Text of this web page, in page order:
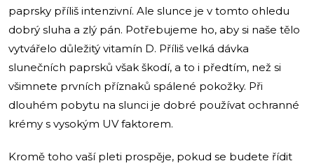
paprsky příliš intenzivní. Ale slunce je v tomto ohledu
dobrý sluha a zlý pán. Potřebujeme ho, aby si naše tělo
vytvářelo důležitý vitamín D. Příliš velká dávka
slunečních paprsků však škodí, a to i předtím, než si
všimnete prvních příznaků spálené pokožky. Při
dlouhém pobytu na slunci je dobré používat ochranné
krémy s vysokým UV faktorem.
Kromě toho vaší pleti prospěje, pokud se budete řídit